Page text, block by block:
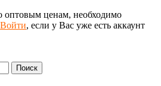
оптовым ценам, необходимо
Войти, если у Вас уже есть аккаунт
Поиск